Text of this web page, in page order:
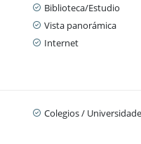
Biblioteca/Estudio
Vista panorámica
Internet
Colegios /